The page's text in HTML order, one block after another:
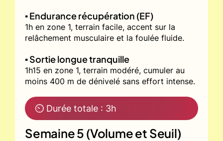
▪️ Endurance récupération (EF)
1h en zone 1, terrain facile, accent sur la
relâchement musculaire et la foulée fluide.
▪️ Sortie longue tranquille
1h15 en zone 1, terrain modéré, cumuler au
moins 400 m de dénivelé sans effort intense.
⏲ Durée totale : 3h
Semaine 5 (Volume et Seuil)